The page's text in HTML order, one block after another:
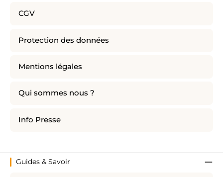
CGV
Protection des données
Mentions légales
Qui sommes nous ?
Info Presse
Guides & Savoir